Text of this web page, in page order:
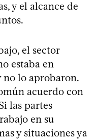
y el alcance de
el sector
estaba en
lo aprobaron.
acuerdo con
las partes
en su
y situaciones ya